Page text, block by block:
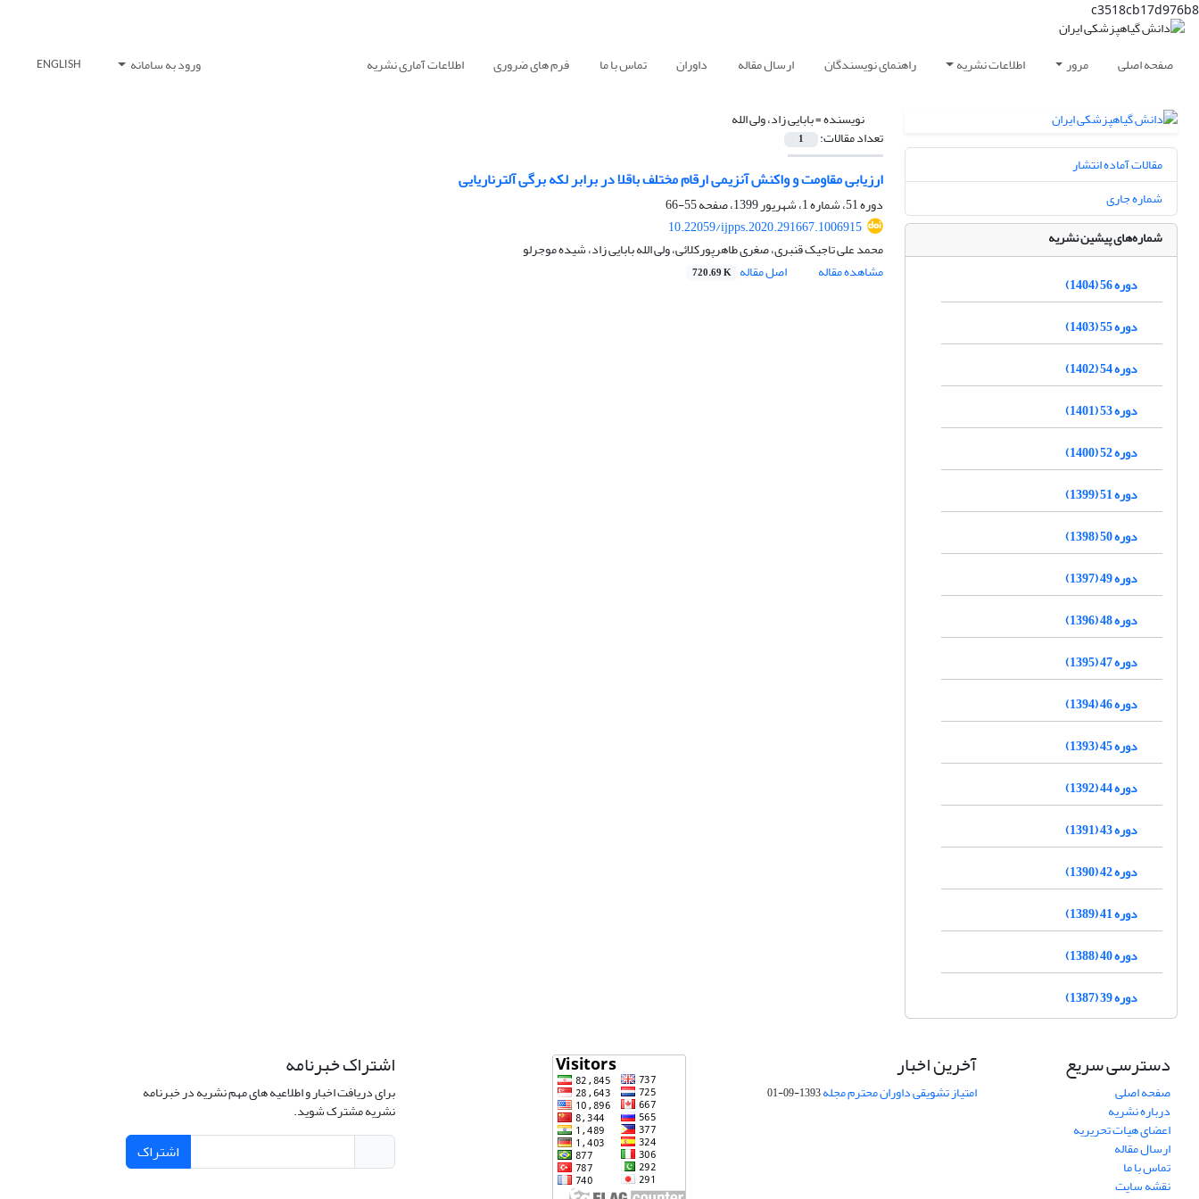
c3518cb17d976b8
صفحه اصلی مرور اطلاعات نشریه راهنمای نویسندگان ارسال مقاله داوران تماس با ما فرم های ضروری اطلاعات آماری نشریه ورود به سامانه ENGLISH
نویسنده =بابایی زاد، ولی الله
تعداد مقالات: 1
ارزیابی مقاومت و واکنش آنزیمی ارقام مختلف باقلا در برابر لکه برگی آلترناریایی
دوره 51، شماره 1، شهریور 1399، صفحه
55-66
10.22059/ijpps.2020.291667.1006915
محمد علی تاجیک قنبری، صغری طاهرپورکلائی، ولی الله بابایی زاد، شیده موجرلو
مشاهده مقاله
اصل مقاله 720.69 K
مقالات آماده انتشار
شماره جاری
شماره‌های پیشین نشریه
دوره 56 (1404)
دوره 55 (1403)
دوره 54 (1402)
دوره 53 (1401)
دوره 52 (1400)
دوره 51 (1399)
دوره 50 (1398)
دوره 49 (1397)
دوره 48 (1396)
دوره 47 (1395)
دوره 46 (1394)
دوره 45 (1393)
دوره 44 (1392)
دوره 43 (1391)
دوره 42 (1390)
دوره 41 (1389)
دوره 40 (1388)
دوره 39 (1387)
دسترسی سریع
صفحه اصلی
درباره نشریه
اعضای هیات تحریریه
ارسال مقاله
تماس با ما
نقشه سایت
آخرین اخبار
امتیاز تشویقی داوران محترم مجله1393-09-01
اشتراک خبرنامه
برای دریافت اخبار و اطلاعیه های مهم نشریه در خبرنامه
نشریه مشترک شوید.
اشتراک